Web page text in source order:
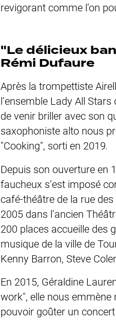
revigorant comme l’on
"Le délicieux
Rémi Dufaure
Après la trompettiste
l’ensemble Lady All
de venir briller avec son
saxophoniste alto nous
"Cooking", sorti en 2019.
Depuis son ouverture en
faucheux s’est imposé
café-théâtre de la rue
2005 dans l’ancien
200 places accueille des
musique de la ville de
Kenny Barron, Steve
En 2015, Géraldine
work", elle nous emmène
pouvoir goûter un